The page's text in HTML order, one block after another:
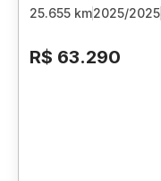
25.655 km2025/2025
R$ 63.290